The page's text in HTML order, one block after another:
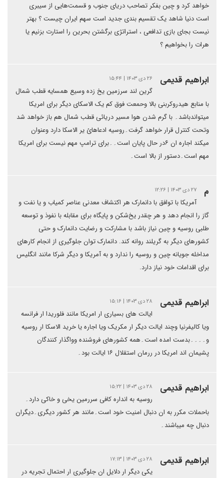
خواهد کرد و چین بفکر تصاحب دریای جنوب و قسمت‌هایی از سیبری
است دنیا شاهد یک تقسیم بندی جدید است سهم ایران چیست ؟ بهتر
نیست بجای بازی تدافعی ، استراتژی برگشتن بحرین را استارت بزنیم یا
هرات را بخواهیم ؟
ابراهیم قدیمی ۲۶ دی ۱۴۰۳ | ۱۵:۴۴
گرین لند سرزمین یخ زده وسیع همسایه قطب شمال
با منابع هیدروکربنی بالا وحمعت فوق کم یک الاسکای دیگر برای امریکا
میتواندباشد۔ با گرم شدن هوا مسیر دریائی قطب شمال هم باز خواهد شد
وتحت کنترل قرار خواهد گرفت۔روسیه ادعاهائ یر الاسکا دارد وعنوان
میکند اجاره ان ۶در حال پایان است۔۔برای ترامپ مهم نیست برای امریکا
مهم است۔دستور از بالا است۔
م ۲۷ دی ۱۴۰۳ | ۱۲:۲۶
آمریکا با توافق با دانمارک هر اکتشاف معدنی عناصر کمیاب و یا نفت و
گاز را انجام دهد و هر چقدر یخ‌شکن و پایگاه برای مقابله با نفوذ و توسعه
طلبی روسیه و چین نیاز باشد با مشارکت و رضایت دانمارک و حتی
کشورهای دیگر به گریلند روانه کند. دانمارک توان جلوگیری از انجام کارهای
مداخله جویانه چین و روسیه را ندارد و به آمریکا و دیگر شرکا مانند انگلیس
برای اقدامات خود نیاز دارد.
ابراهیم قدیمی ۲۸ دی ۱۴۰۳ | ۱۵:۱۶
ایالت های بسیاری ار امریکا مانند فلوریدا ار فرانسه
ویا کالیفرنیا وچند ایالت دیگر ار مکریک ویا اجاره یا خرید الاسکا ار روسیه
و۔۔۔۔بدست امده است۔همه کشورهای فروشنده وواگذار کنندگان
پشیمان اند امریکا در ررمان استقلال ۱۶ ایالت بود۔
ابراهیم قدیمی ۲۸ دی ۱۴۰۳ | ۱۵:۲۲
روسیه به انداره کافی سررمین یخی و خاکی دارد۔
باحملات مکرر به ان دنبال امنیت خود است۔مانند هر کشور دیگری۔دیگران
دنبال چه میباشند۔
ابراهیم قدیمی ۲۸ دی ۱۴۰۳ | ۱۷:۱۳
یکی دیگر ار دلایل ان جلوگیری ار احتمال تجریه در